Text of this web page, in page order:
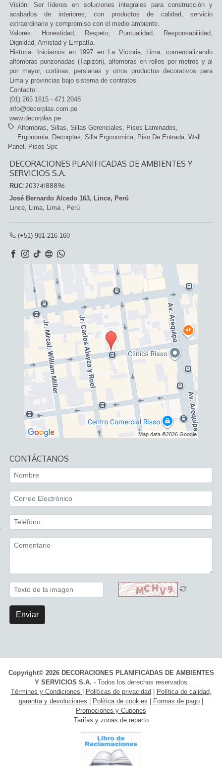
Visión: Ser líderes en soluciones integrales para construcción y
acabados de interiores, con productos de calidad, servicio
extraordinario y compromiso con el medio ambiente.
Valores: Honestidad, Respeto, Puntualidad, Responsabilidad,
Dignidad, Amistad y Empatía.
Historia: Iniciamos en 1997 en La Victoria, Lima, comercializando
alfombras punzonadas (Tapizón), alfombras en rollos por metros y al
por mayor, cortinas, persianas y otros productos decorativos para
Lima y provincias bajo sistema de contratos.
Contacto:
(01) 265 1615 - 471 2048
info@decorplas.com.pe
www.decorplas.pe
Alfombras
Sillas Sillas Gerenciales
Pisos Laminados
Ergonomia
Decorplas Silla Ergonomica Piso De Entrada Wall
Panel
Pisos Spc
DECORACIONES PLANIFICADAS DE AMBIENTES Y
SERVICIOS S.A.
RUC:20374188896
José Bernardo Alcedo 163, Lince, Perú
Lince,
Lima, Lima Perú
(+51) 981-216-160
CONTÁCTANOS
Enviar
Copyright© 2026 DECORACIONES PLANIFICADAS DE AMBIENTES
Y SERVICIOS S.A. - Todos los derechos reservados
Términos y Condiciones
Políticas de privacidad
Política de calidad,
garantía y devoluciones
Política de cookies Formas de pago
Promociones y Cupones
Tarifas y zonas de reparto